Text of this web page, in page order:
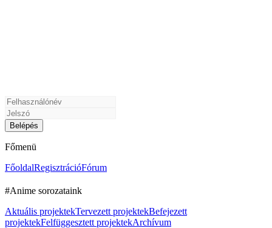
Főmenü
FőoldalRegisztrációFórum
#Anime sorozataink
Aktuális projektekTervezett projektekBefejezett
projektekFelfüggesztett projektekArchívum